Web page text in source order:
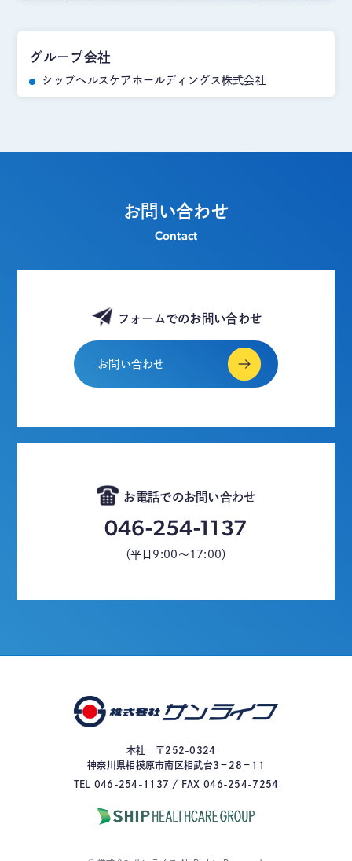
グループ会社
シップヘルスケアホールディングス株式会社
お問い合わせ
Contact
フォームでのお問い合わせ
お問い合わせ
お電話でのお問い合わせ
046-254-1137
（平日9:00～17:00）
本社 〒252-0324
神奈川県相模原市南区相武台3－28－11
TEL 046-254-1137 / FAX 046-254-7254